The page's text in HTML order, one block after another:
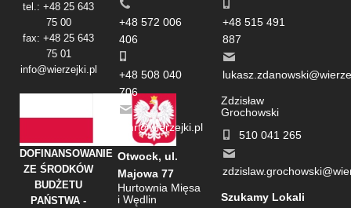
tel.: +48 25 643
75 00
fax: +48 25 643
75 01
info@wierzejki.pl
DOFINANSOWANIE
ZE ŚRODKÓW
BUDŻETU
PAŃSTWA -
+48 572 006
406
+48 508 040
706
cmr@wierzejki.pl
Otwock, ul.
Majowa 77
Hurtownia Mięsa
i Wędlin
+48 515 491
887
Zdzisław
Grochowski
510 041 265
Szukamy Lokali